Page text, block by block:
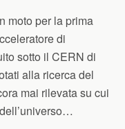
moto per la prima
di
sotto il CERN di
alla ricerca del
mai rilevata su cui